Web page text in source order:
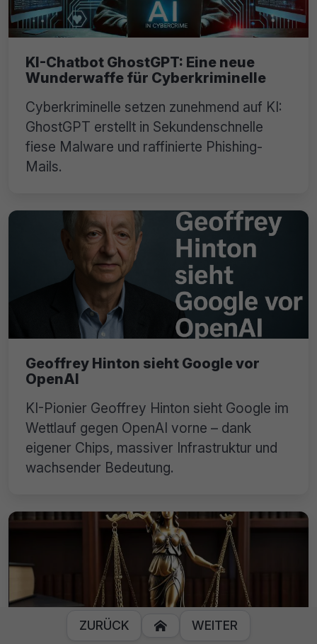
KI-Chatbot GhostGPT: Eine neue
Wunderwaffe für Cyberkriminelle
Cyberkriminelle setzen zunehmend auf KI:
GhostGPT erstellt in Sekundenschnelle
fiese Malware und raffinierte Phishing-
Mails.
Geoffrey Hinton sieht Google vor
OpenAI
KI-Pionier Geoffrey Hinton sieht Google im
Wettlauf gegen OpenAI vorne – dank
eigener Chips, massiver Infrastruktur und
wachsender Bedeutung.
ZURÜCK  WEITER